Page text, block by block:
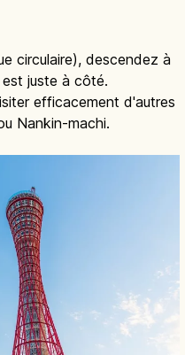
circulaire), descendez à
juste à côté.
efficacement d'autres
Nankin-machi.